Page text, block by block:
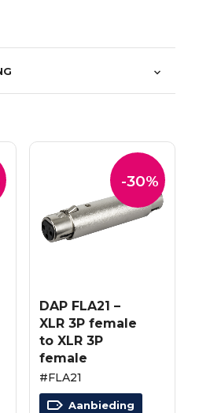
-30%
DAP FLA21 –
XLR 3P female
to XLR 3P
female
#FLA21
Aanbieding